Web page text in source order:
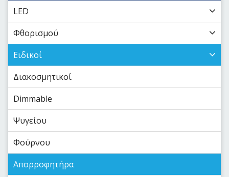
LED
Φθορισμού
Ειδικοί
Διακοσμητικοί
Dimmable
Ψυγείου
Φούρνου
Απορροφητήρα